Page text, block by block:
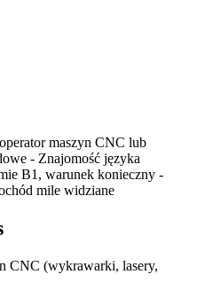
maszyn CNC lub
- Znajomość języka
B1, warunek konieczny -
mile widziane
CNC (wykrawarki, lasery,